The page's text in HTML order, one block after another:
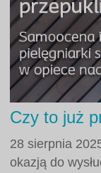
Czy to już
28 sierpnia
okazją do